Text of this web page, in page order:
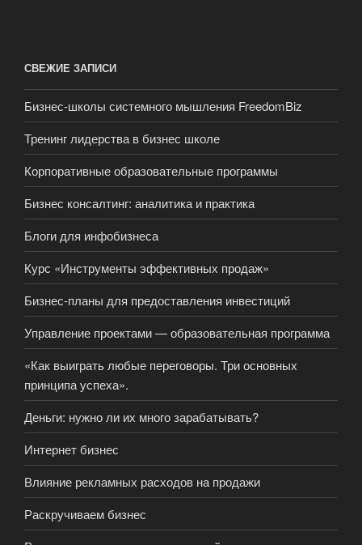
СВЕЖИЕ ЗАПИСИ
Бизнес-школы системного мышления FreedomBiz
Тренинг лидерства в бизнес школе
Корпоративные образовательные программы
Бизнес консалтинг: аналитика и практика
Блоги для инфобизнеса
Курс «Инструменты эффективных продаж»
Бизнес-планы для предоставления инвестиций
Управление проектами — образовательная программа
«Как выиграть любые переговоры. Три основных
принципа успеха».
Деньги: нужно ли их много зарабатывать?
Интернет бизнес
Влияние рекламных расходов на продажи
Раскручиваем бизнес